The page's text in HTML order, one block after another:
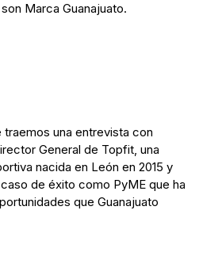
Marca Guanajuato.
traemos una entrevista con
General de Topfit, una
nacida en León en 2015 y
de éxito como PyME que ha
que Guanajuato